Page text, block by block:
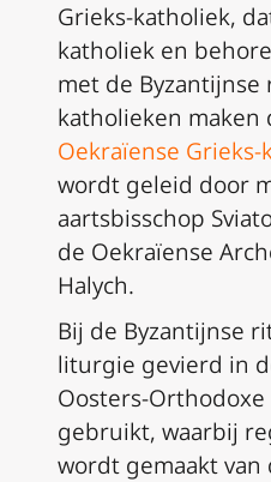
Grieks-katholiek,
katholiek en
met de Byzantijnse
katholieken maken
Oekraïense
wordt geleid door
aartsbisschop
de Oekraïense
Halych.
Bij de Byzantijnse
liturgie gevierd in
Oosters-
gebruikt, waarbij
wordt gemaakt van